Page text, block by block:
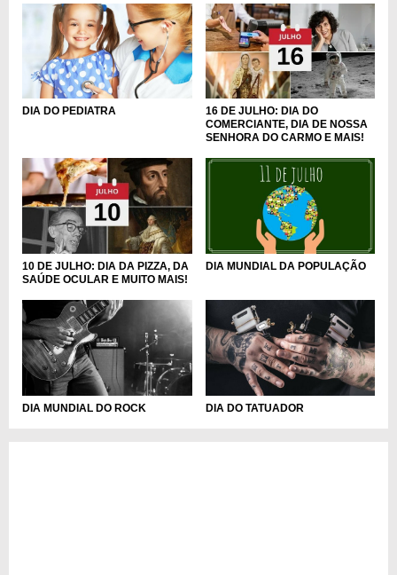
DIA DO PEDIATRA
16 DE JULHO: DIA DO
COMERCIANTE, DIA DE NOSSA
SENHORA DO CARMO E MAIS!
10 DE JULHO: DIA DA PIZZA, DA
SAÚDE OCULAR E MUITO MAIS!
DIA MUNDIAL DA POPULAÇÃO
DIA MUNDIAL DO ROCK DIA DO TATUADOR